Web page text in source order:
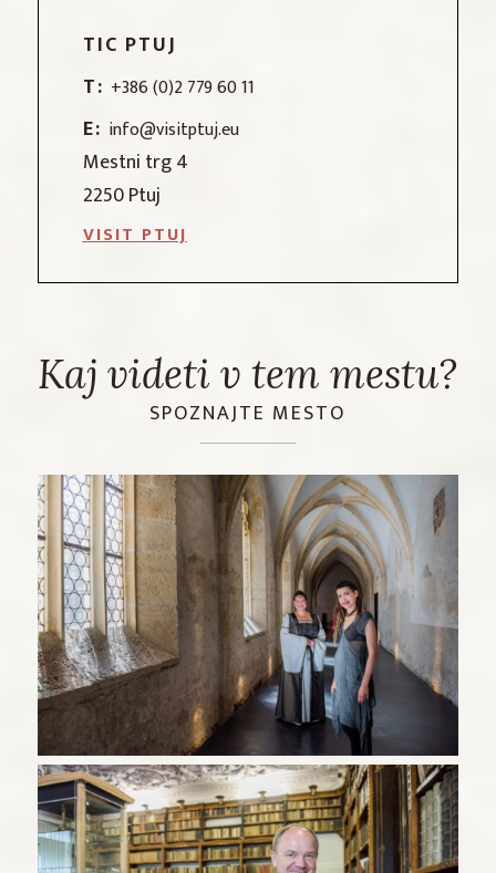
TIC PTUJ
T: +386 (0)2 779 60 11
E: info@visitptuj.eu
Mestni trg 4
2250 Ptuj
VISIT PTUJ
Kaj videti v tem mestu?
SPOZNAJTE MESTO